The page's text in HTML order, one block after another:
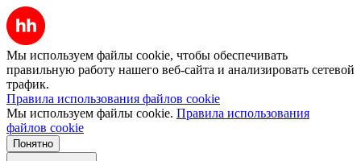
Мы используем файлы cookie, чтобы обеспечивать
правильную работу нашего веб-сайта и анализировать сетевой
трафик.
Правила использования файлов cookie
Мы используем файлы cookie. Правила использования
файлов cookie
Понятно